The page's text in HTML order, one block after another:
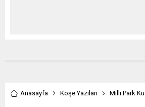
Anasayfa Köşe Yazıları Milli Park